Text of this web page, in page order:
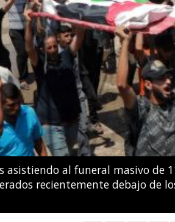
de estilo libre Dennis
de Natación LEN, en el Centro